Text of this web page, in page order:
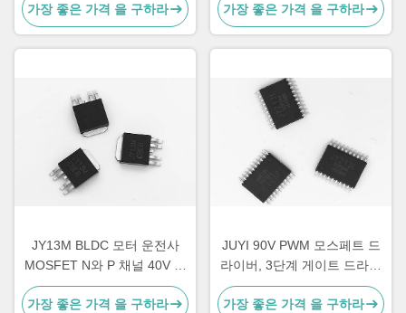
가장 좋은 가격 을 구하라
지
가장 좋은 가격 을 구하라
JY13M BLDC 모터 운전사
MOSFET N와 P 채널 40V 표
면은 거치합니다
가장 좋은 가격 을 구하라
JUYI 90V PWM 모스페트 드
라이버, 3단계 게이트 드라이
버
가장 좋은 가격 을 구하라